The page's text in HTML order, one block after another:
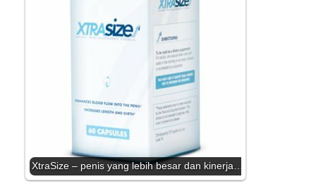
XtraSize – penis yang lebih besar dan kinerja…